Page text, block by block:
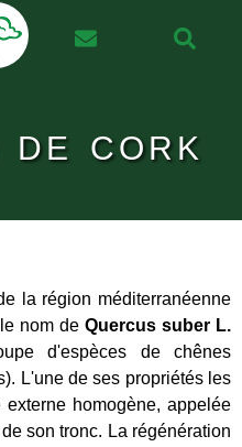
DE CORK
la région méditerranéenne
nom de Quercus suber L.
d'espèces de chênes
L'une de ses propriétés les
homogène, appelée
son tronc. La régénération